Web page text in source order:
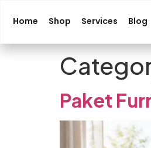
Home Shop Services Blog
Paket